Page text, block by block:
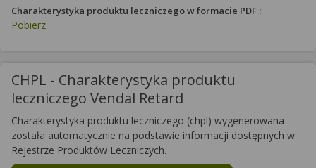
Charakterystyka produktu leczniczego w formacie PDF :
Pobierz
CHPL - Charakterystyka produktu
leczniczego Vendal Retard
Charakterystyka produktu leczniczego (chpl) wygenerowana
została automatycznie na podstawie informacji dostępnych w
Rejestrze Produktów Leczniczych.